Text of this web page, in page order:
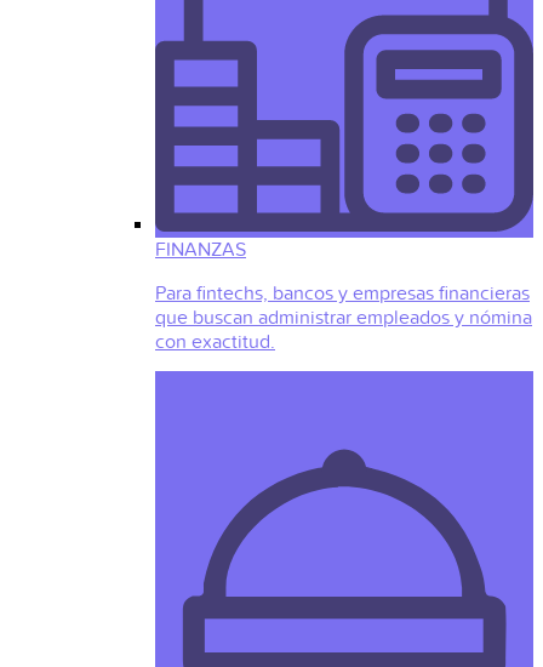
FINANZAS
Para fintechs, bancos y empresas financieras
que buscan administrar empleados y nómina
con exactitud.